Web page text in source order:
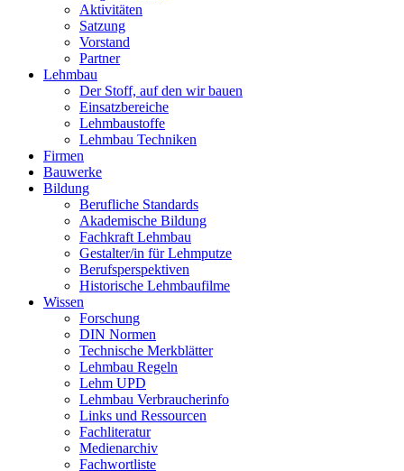
Aktivitäten
Satzung
Vorstand
Partner
Lehmbau
Der Stoff, auf den wir bauen
Einsatzbereiche
Lehmbaustoffe
Lehmbau Techniken
Firmen
Bauwerke
Bildung
Berufliche Standards
Akademische Bildung
Fachkraft Lehmbau
Gestalter/in für Lehmputze
Berufsperspektiven
Historische Lehmbaufilme
Wissen
Forschung
DIN Normen
Technische Merkblätter
Lehmbau Regeln
Lehm UPD
Lehmbau Verbraucherinfo
Links und Ressourcen
Fachliteratur
Medienarchiv
Fachwortliste